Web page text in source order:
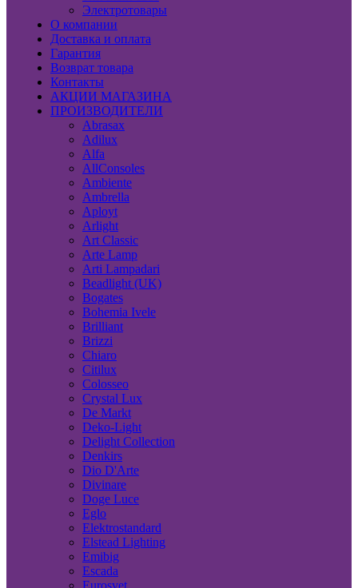
Электротовары
О компании
Доставка и оплата
Гарантия
Возврат товара
Контакты
АКЦИИ МАГАЗИНА
ПРОИЗВОДИТЕЛИ
Abrasax
Adilux
Alfa
AllConsoles
Ambiente
Ambrella
Aployt
Arlight
Art Classic
Arte Lamp
Arti Lampadari
Beadlight (UK)
Bogates
Bohemia Ivele
Brilliant
Brizzi
Chiaro
Citilux
Colosseo
Crystal Lux
De Markt
Deko-Light
Delight Collection
Denkirs
Dio D'Arte
Divinare
Doge Luce
Eglo
Elektrostandard
Elstead Lighting
Emibig
Escada
Eurosvet